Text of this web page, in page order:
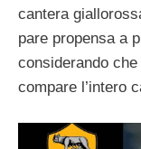
cantera
pare propensa a
considerando
compare l’intero